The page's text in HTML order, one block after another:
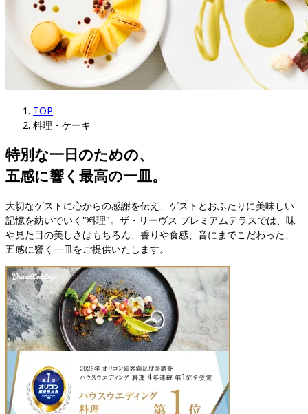
TOP
料理・ケーキ
特別な一日のための、
五感に響く最高の一皿。
大切なゲストに心からの感謝を伝え、ゲストとおふたりに美味しい
記憶を紡いでいく"料理"。ザ・リーヴス プレミアムテラスでは、味
や見た目の美しさはもちろん、香りや食感、音にまでこだわった、
五感に響く一皿をご提供いたします。